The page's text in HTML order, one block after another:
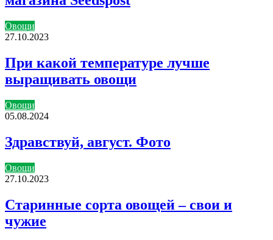
Овощи
27.10.2023
При какой температуре лучше
выращивать овощи
Овощи
05.08.2024
Здравствуй, август. Фото
Овощи
27.10.2023
Старинные сорта овощей – свои и
чужие